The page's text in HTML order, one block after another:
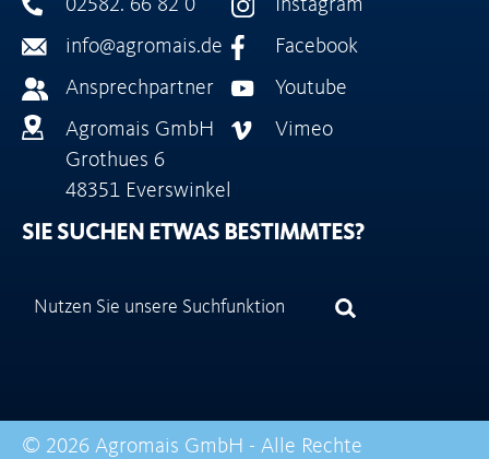
02582. 66 82 0
info@agromais.de
Ansprechpartner
Agromais GmbH
Grothues 6
48351 Everswinkel
Instagram
Facebook
Youtube
Vimeo
SIE SUCHEN ETWAS BESTIMMTES?
© 2026 Agromais GmbH - Alle Rechte